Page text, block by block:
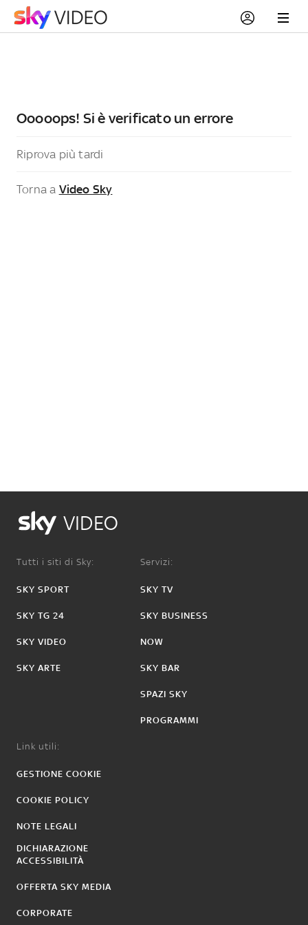
Ooooops! Si è verificato un errore
Riprova più tardi
Torna a Video Sky
VIDEO
Tutti i siti di Sky:
SKY SPORT
SKY TG 24
SKY VIDEO
SKY ARTE
Servizi:
SKY TV
SKY BUSINESS
NOW
SKY BAR
SPAZI SKY
PROGRAMMI
Link utili:
GESTIONE COOKIE
COOKIE POLICY
NOTE LEGALI
DICHIARAZIONE
ACCESSIBILITÀ
OFFERTA SKY MEDIA
CORPORATE